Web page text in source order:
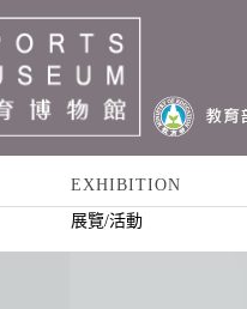
EXHIBITION
展覽/活動